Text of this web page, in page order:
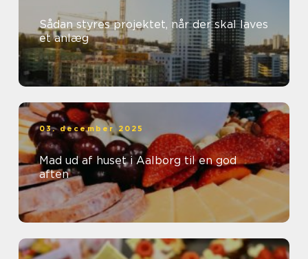
Sådan styres projektet, når der skal laves
et anlæg
03. december 2025
Mad ud af huset i Aalborg til en god
aften